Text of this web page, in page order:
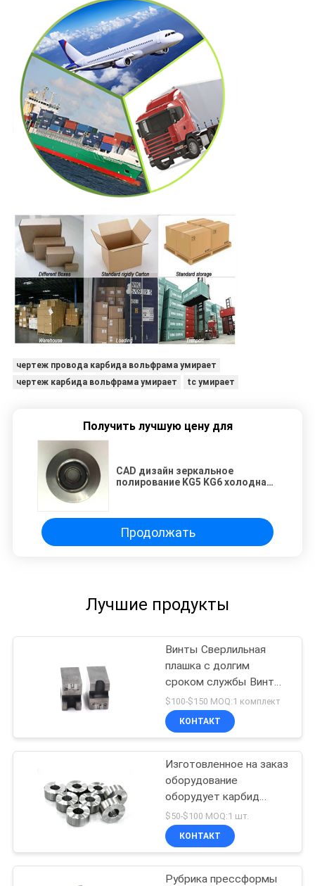
чертеж провода карбида вольфрама умирает
чертеж карбида вольфрама умирает
tc умирает
Получить лучшую цену для
CAD дизайн зеркальное
полирование KG5 KG6 холодная
Продолжать
Лучшие продукты
Винты Сверлильная
плашка с долгим
сроком службы Винты
из быстрорежущей
стали Сверлильная
плашка
$100-$150 MOQ:1 комплект
КОНТАКТ
Изготовленное на заказ
оборудование
оборудует карбид
вольфрама умирает для
прессформ винта
$50-$100 MOQ:1 шт.
КОНТАКТ
Рубрика прессформы